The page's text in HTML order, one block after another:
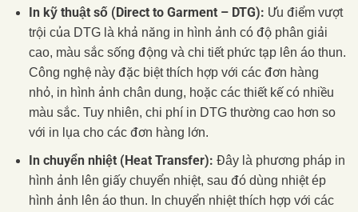
In kỹ thuật số (Direct to Garment – DTG): Ưu điểm vượt
trội của DTG là khả năng in hình ảnh có độ phân giải
cao, màu sắc sống động và chi tiết phức tạp lên áo thun.
Công nghệ này đặc biệt thích hợp với các đơn hàng
nhỏ, in hình ảnh chân dung, hoặc các thiết kế có nhiều
màu sắc. Tuy nhiên, chi phí in DTG thường cao hơn so
với in lụa cho các đơn hàng lớn.
In chuyển nhiệt (Heat Transfer): Đây là phương pháp in
hình ảnh lên giấy chuyển nhiệt, sau đó dùng nhiệt ép
hình ảnh lên áo thun. In chuyển nhiệt thích hợp với các